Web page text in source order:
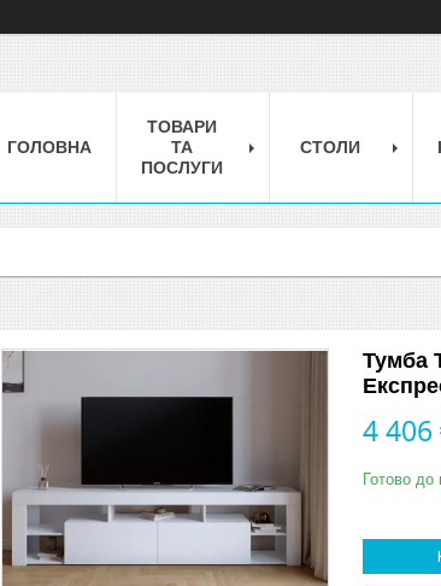
ГОЛОВНА
ТОВАРИ
ТА
ПОСЛУГИ
СТОЛИ
Тумба
4 406
Готово до